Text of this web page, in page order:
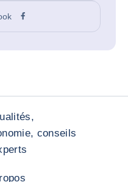
conseils